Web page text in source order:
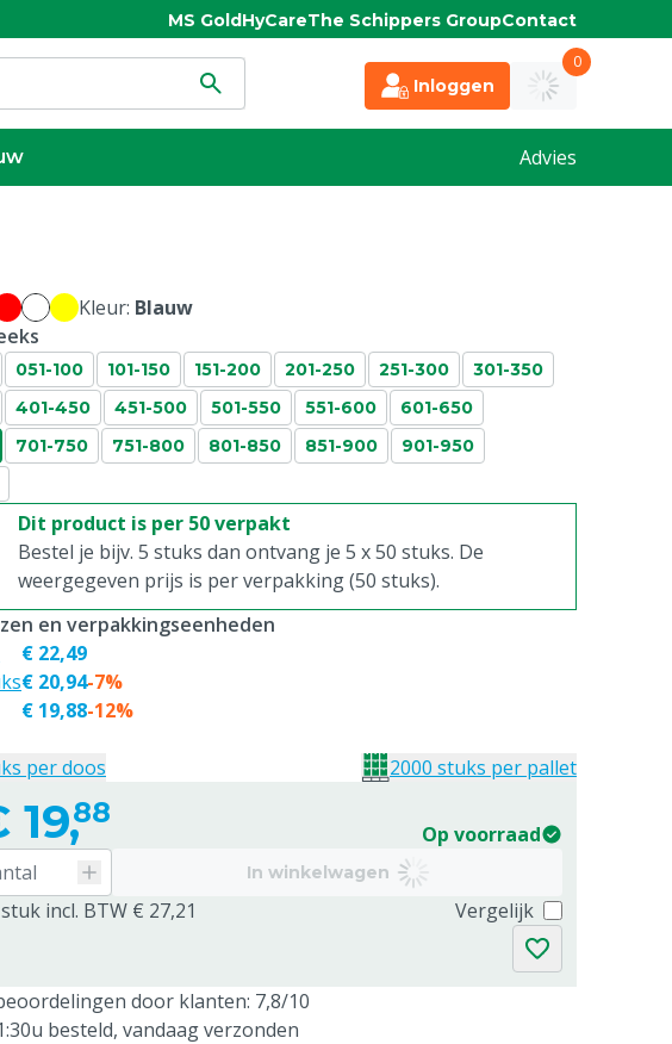
MS GoldHyCareThe Schippers GroupContact
Inloggen
0
Advies
Kleur: Blauw
051-100 101-150 151-200 201-250 251-300
301-350
401-450 451-500 501-550 551-600
601-650
701-750 751-800 801-850 851-900
901-950
Dit product is per 50 verpakt
Bestel je bijv. 5 stuks dan ontvang je 5 x 50 stuks. De
weergegeven prijs is per verpakking (50 stuks).
19,88
Op voorraad
In winkelwagen
incl. BTW € 27,21 Vergelijk
en verpakkingseenheden
€ 22,49
€ 20,94
€ 19,88
-7%
-12%
per doos 2000 stuks per pallet
door klanten: 7,8/10
besteld, vandaag verzonden